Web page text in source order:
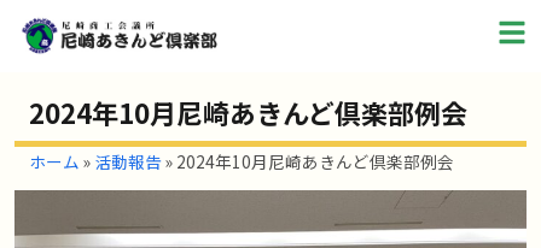
2024年10月尼崎あきんど倶楽部例会
ホーム » 活動報告» 2024年10月尼崎あきんど倶楽部例会